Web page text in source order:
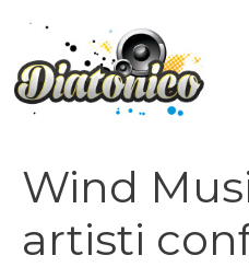
contenuto
Wind
artisti